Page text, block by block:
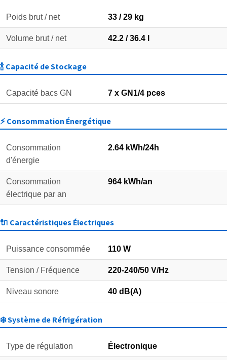
Poids brut / net 33 / 29 kg
Volume brut / net 42.2 / 36.4 l
🍾 Capacité de Stockage
Capacité bacs GN 7 x GN1/4 pces
⚡ Consommation Énergétique
Consommation
d'énergie
2.64 kWh/24h
Consommation
électrique par an
964 kWh/an
🔌 Caractéristiques Électriques
Puissance consommée 110 W
Tension / Fréquence 220-240/50 V/Hz
Niveau sonore 40 dB(A)
❄️ Système de Réfrigération
Type de régulation Électronique